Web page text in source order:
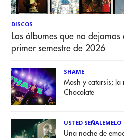
DISCOS
Los álbumes que no dejamos
primer semestre de 2026
SHAME
Mosh y catarsis; la
Chocolate
USTED SEÑALEMELO
Una noche de